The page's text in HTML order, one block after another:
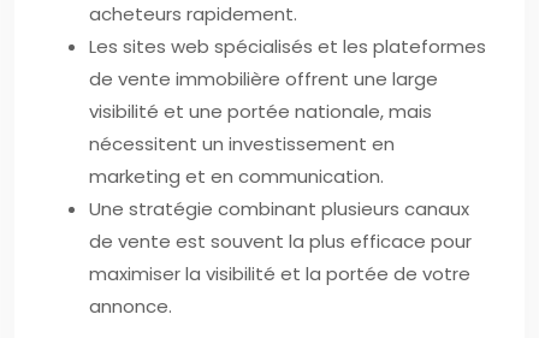
acheteurs rapidement.
Les sites web spécialisés et les plateformes
de vente immobilière offrent une large
visibilité et une portée nationale, mais
nécessitent un investissement en
marketing et en communication.
Une stratégie combinant plusieurs canaux
de vente est souvent la plus efficace pour
maximiser la visibilité et la portée de votre
annonce.